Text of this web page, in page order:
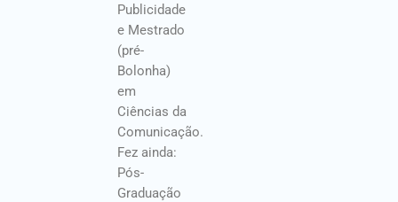
Publicidade
e Mestrado
(pré-
Bolonha)
em
Ciências da
Comunicação.
Fez ainda:
Pós-
Graduação